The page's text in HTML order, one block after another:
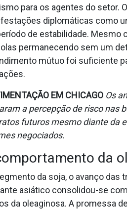
para os agentes do setor.
diplomáticas como
de estabilidade. Mesmo
permanecendo sem um
mútuo foi suficiente
EM CHICAGO Os
a percepção de risco nas
futuros mesmo diante da
negociados.
da
da soja, o avanço das
asiático consolidou-se
da oleaginosa. A promessa